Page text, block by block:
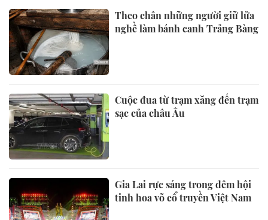
Theo chân những người giữ lửa
nghề làm bánh canh Trảng Bàng
Cuộc đua từ trạm xăng đến trạm
sạc của châu Âu
Gia Lai rực sáng trong đêm hội
tinh hoa võ cổ truyền Việt Nam